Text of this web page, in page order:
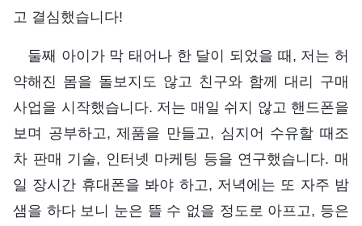
고 결심했습니다!
둘째 아이가 막 태어나 한 달이 되었을 때, 저는 허
약해진 몸을 돌보지도 않고 친구와 함께 대리 구매
사업을 시작했습니다. 저는 매일 쉬지 않고 핸드폰을
보며 공부하고, 제품을 만들고, 심지어 수유할 때조
차 판매 기술, 인터넷 마케팅 등을 연구했습니다. 매
일 장시간 휴대폰을 봐야 하고, 저녁에는 또 자주 밤
샘을 하다 보니 눈은 뜰 수 없을 정도로 아프고, 등은